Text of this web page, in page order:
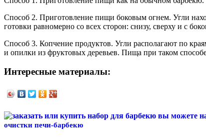
Способ 2. Приготовление пищи боковым огнем. Угли
готовки равномерно со всех сторон: снизу, сверху и с
Способ 3. Копчение продуктов. Угли располагают по
и опилки из фруктовых деревьев. Пища при таком
Интересные материалы:
очистки печи-барбекю